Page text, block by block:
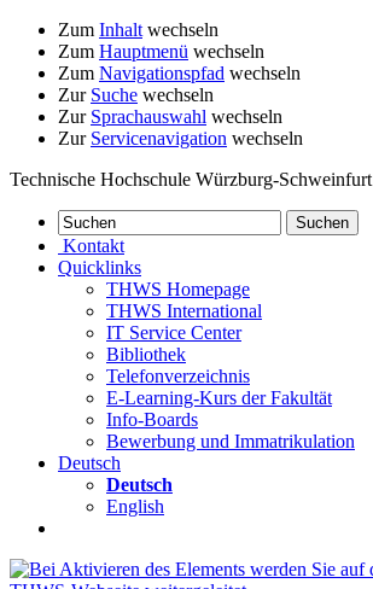
Zum Inhalt wechseln
Zum Hauptmenü wechseln
Zum Navigationspfad wechseln
Zur Suche wechseln
Zur Sprachauswahl wechseln
Zur Servicenavigation wechseln
Technische Hochschule Würzburg-Schweinfurt
Kontakt
Quicklinks
THWS Homepage
THWS International
IT Service Center
Bibliothek
Telefonverzeichnis
E-Learning-Kurs der Fakultät
Info-Boards
Bewerbung und Immatrikulation
Deutsch
Deutsch
English